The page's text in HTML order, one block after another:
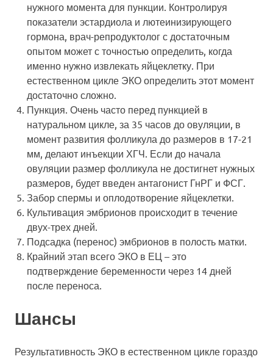
нужного момента для пункции. Контролируя
показатели эстардиола и лютеинизирующего
гормона, врач-репродуктолог с достаточным
опытом может с точностью определить, когда
именно нужно извлекать яйцеклетку. При
естественном цикле ЭКО определить этот момент
достаточно сложно.
Пункция. Очень часто перед пункцией в
натуральном цикле, за 35 часов до овуляции, в
момент развития фолликула до размеров в 17-21
мм, делают инъекции ХГЧ. Если до начала
овуляции размер фолликула не достигнет нужных
размеров, будет введен антагонист ГнРГ и ФСГ.
Забор спермы и оплодотворение яйцеклетки.
Культивация эмбрионов происходит в течение
двух-трех дней.
Подсадка (перенос) эмбрионов в полость матки.
Крайний этап всего ЭКО в ЕЦ – это
подтверждение беременности через 14 дней
после переноса.
Шансы
Результативность ЭКО в естественном цикле гораздо